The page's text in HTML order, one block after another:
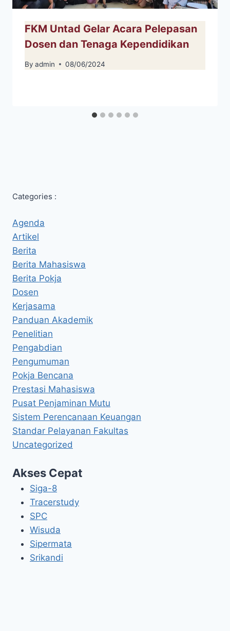
FKM Untad Gelar Acara Pelepasan
Dosen dan Tenaga Kependidikan
By admin 08/06/2024
Categories :
Agenda
Artikel
Berita
Berita Mahasiswa
Berita Pokja
Dosen
Kerjasama
Panduan Akademik
Penelitian
Pengabdian
Pengumuman
Pokja Bencana
Prestasi Mahasiswa
Pusat Penjaminan Mutu
Sistem Perencanaan Keuangan
Standar Pelayanan Fakultas
Uncategorized
Akses Cepat
Siga-8
Tracerstudy
SPC
Wisuda
Sipermata
Srikandi